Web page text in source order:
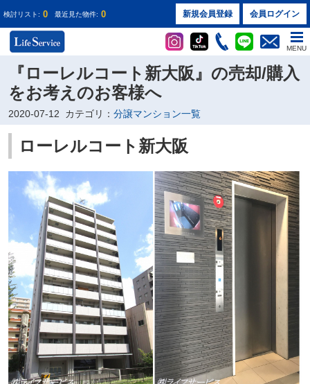
検討リスト: 0 最近見た物件: 0 新規会員登録 会員ログイン
MENU
『ローレルコート新大阪』の売却/購入
をお考えのお客様へ
2020-07-12 カテゴリ： 分譲マンション一覧
ローレルコート新大阪